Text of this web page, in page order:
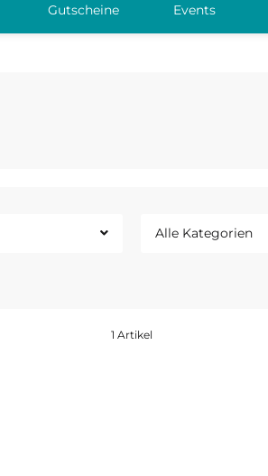
Gutscheine Events
Alle Kategorien
1 Artikel